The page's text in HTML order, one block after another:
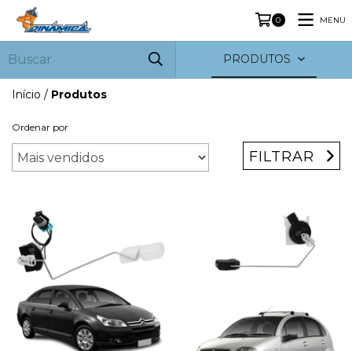
0 MENU
PRODUTOS
Início / Produtos
Ordenar por
FILTRAR